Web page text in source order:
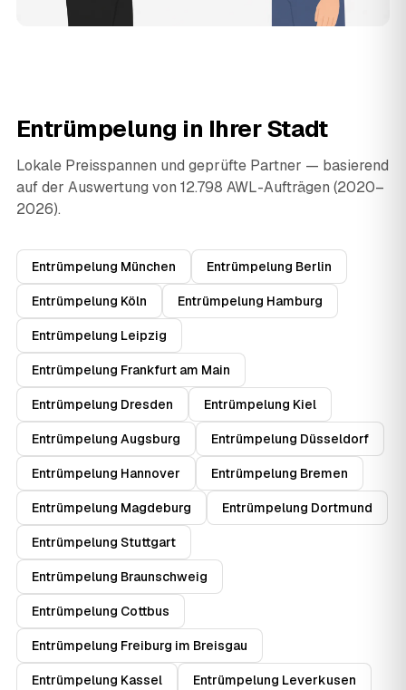
Entrümpelung in Ihrer Stadt
Lokale Preisspannen und geprüfte Partner — basierend
auf der Auswertung von 12.798 AWL-Aufträgen (2020–
2026).
Entrümpelung München Entrümpelung Berlin
Entrümpelung Köln Entrümpelung Hamburg
Entrümpelung Leipzig
Entrümpelung Frankfurt am Main
Entrümpelung Dresden Entrümpelung Kiel
Entrümpelung Augsburg Entrümpelung Düsseldorf
Entrümpelung Hannover Entrümpelung Bremen
Entrümpelung Magdeburg Entrümpelung Dortmund
Entrümpelung Stuttgart
Entrümpelung Braunschweig
Entrümpelung Cottbus
Entrümpelung Freiburg im Breisgau
Entrümpelung Kassel Entrümpelung Leverkusen